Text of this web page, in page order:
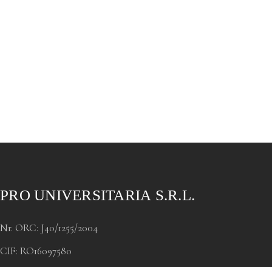
PRO UNIVERSITARIA S.R.L.
Nr. ORC: J40/1255/2004
CIF: RO16097580